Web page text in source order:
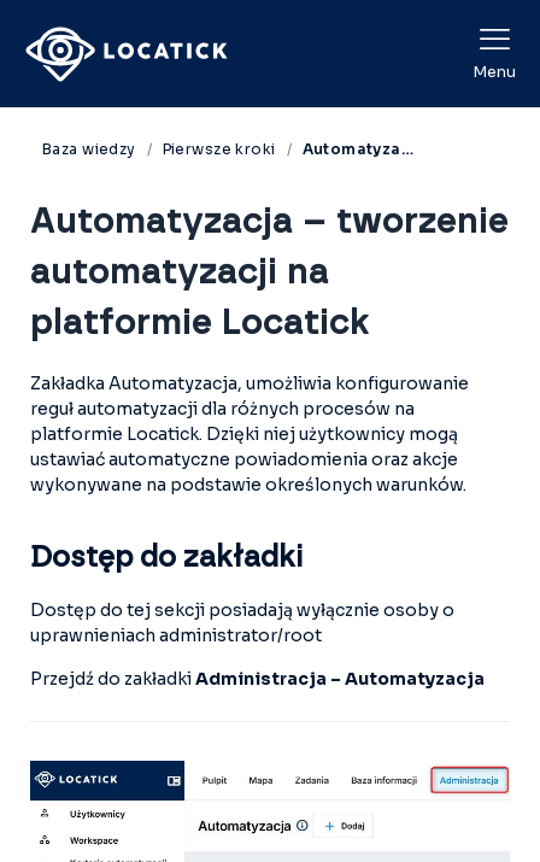
Menu
View Categories
Baza wiedzy Pierwsze kroki Automatyzacja – tworzenie automatyzacji na platformie Locatick
Automatyzacja – tworzenie
automatyzacji na
platformie Locatick
Zakładka Automatyzacja, umożliwia konfigurowanie
reguł automatyzacji dla różnych procesów na
platformie Locatick. Dzięki niej użytkownicy mogą
ustawiać automatyczne powiadomienia oraz akcje
wykonywane na podstawie określonych warunków.
Dostęp do zakładki
Dostęp do tej sekcji posiadają wyłącznie osoby o
uprawnieniach administrator/root
Przejdź do zakładkiAdministracja – Automatyzacja